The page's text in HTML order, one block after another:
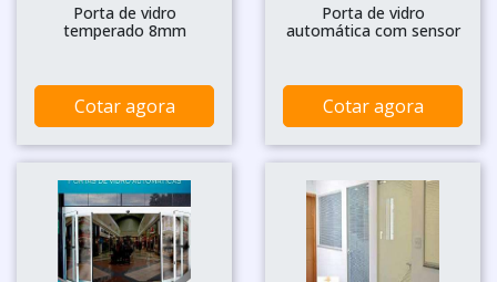
Porta de vidro
temperado 8mm
Cotar agora
Porta de vidro
automática com sensor
Cotar agora